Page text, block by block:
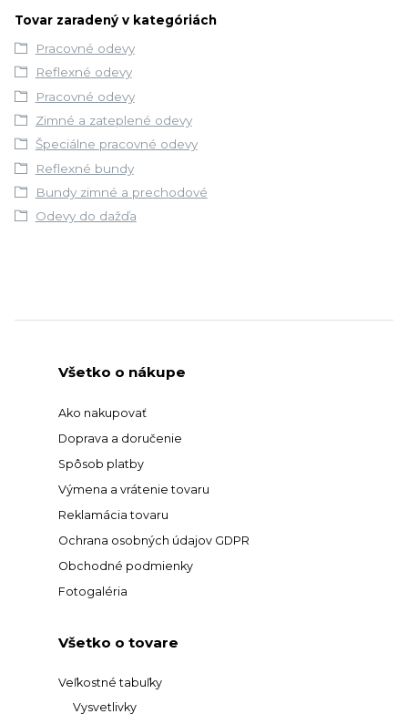
Tovar zaradený v kategóriách
Pracovné odevy
Reflexné odevy
Pracovné odevy
Zimné a zateplené odevy
Špeciálne pracovné odevy
Reflexné bundy
Bundy zimné a prechodové
Odevy do dažďa
Všetko o nákupe
Ako nakupovať
Doprava a doručenie
Spôsob platby
Výmena a vrátenie tovaru
Reklamácia tovaru
Ochrana osobných údajov GDPR
Obchodné podmienky
Fotogaléria
Všetko o tovare
Veľkostné tabuľky
Vysvetlivky